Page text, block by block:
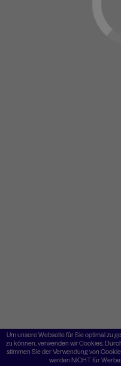
Um unsere Webseite für Sie optimal zu
zu können, verwenden wir Cookies.
stimmen Sie der Verwendung von
werden NICHT für